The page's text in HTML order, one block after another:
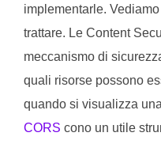
implementarle.
trattare. Le Content
meccanismo di
quali risorse possono
quando si visualizza
CORS cono un utile